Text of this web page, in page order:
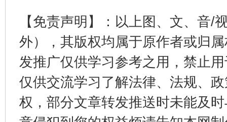
【免责声明】：以上图、文、音/
外），其版权均属于原作者或归
发推广仅供学习参考之用，禁止
仅供交流学习了解法律、法规、
权，部分文章转发推送时未能及
东山县通报“牛蛙产品抗生素超标问题” 法